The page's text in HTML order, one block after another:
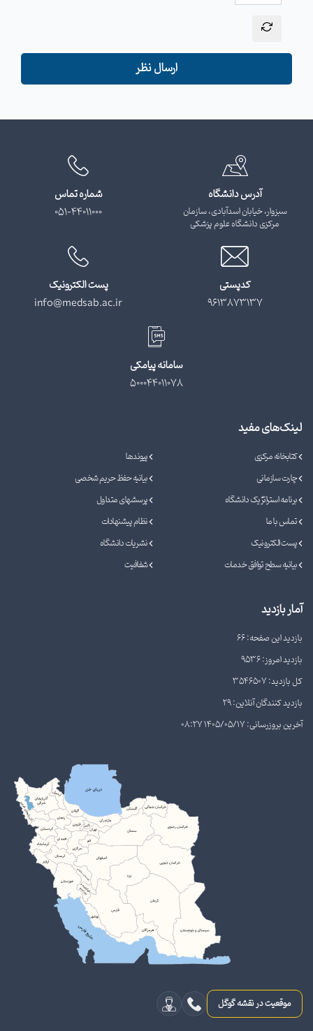
ارسال نظر
آدرس دانشگاه
سبزوار، خیابان اسدآبادی، سازمان
مرکزی دانشگاه علوم پزشکی
شماره تماس
051-44011000
کدپستی
9613873137
پست الکترونیک
info@medsab.ac.ir
سامانه پیامکی
500044011078
لینک‌های مفید
کتابخانه مرکزی
پیوندها
چارت سازمانی
بیانیه حفظ حریم شخصی
برنامه استراتژیک دانشگاه
پرسشهای متداول
تماس با ما
نظام پیشنهادات
پست الکترونیک
نشریات دانشگاه
بیانیه سطح توافق خدمات
شفافیت
آمار بازدید
بازدید این صفحه: 66
بازدید امروز: 9536
کل بازدید: 3546507
بازدید کنندگان آنلاین: 29
آخرین بروزرسانی: 1405/05/17 08:27
موقعیت در نقشه گوگل